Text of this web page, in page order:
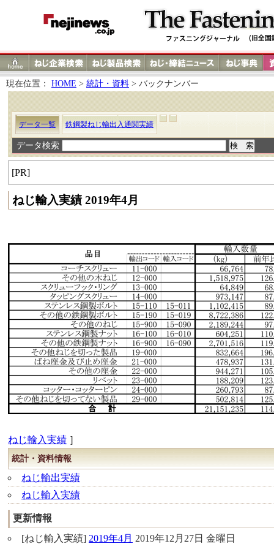
現在位置： HOME > 統計・資料 > バックナンバー
データ一覧 鉄鋼製ねじ輸出入通関実績
データ検索
[PR]
ねじ輸入実績 2019年4月
ねじ輸入実績 ］
統計・資料情報
ねじ輸出実績
ねじ輸入実績
更新情報
[ねじ輸入実績] 2019年4月 2019年12月27日 金曜日